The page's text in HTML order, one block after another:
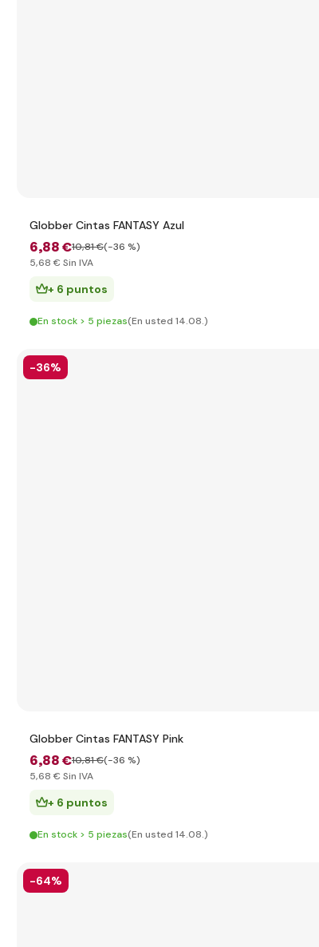
Globber Cintas FANTASY Azul
6,88 €10,81 €(-36 %)
5,68 € Sin IVA
+ 6 puntos
En stock > 5 piezas(En usted 14.08.)
-36%
Globber Cintas FANTASY Pink
6,88 €10,81 €(-36 %)
5,68 € Sin IVA
+ 6 puntos
En stock > 5 piezas(En usted 14.08.)
-64%